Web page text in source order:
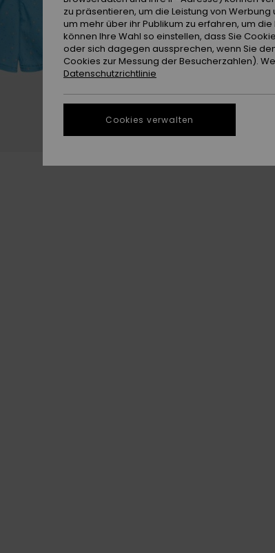
zu präsentieren, um die Leistung von
um mehr über ihr Publikum zu erfahren, um
können Ihre Wahl so einstellen, dass Sie
oder sich dagegen aussprechen, wenn Sie
Cookies zur Messung der Besucherzahlen).
Datenschutzrichtlinie
Cookies verwalten